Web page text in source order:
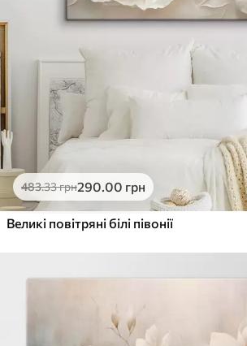
483.33грн290.00 грн
Великі повітряні білі півонії